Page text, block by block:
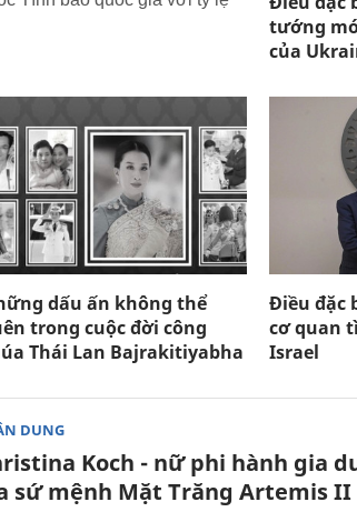
tướng
của
dấu ấn không thể
trong cuộc đời công
Thái Lan Bajrakitiyabha
Điều đặc
cơ quan
Israel
DUNG
Koch - nữ phi hành gia
sứ mệnh Mặt Trăng Artemis II